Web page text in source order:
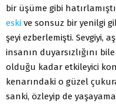
bir üşüme gibi
eski ve sonsuz bir yenilgi
şeyi ezberlemişti. Sevgiyi,
insanın duyarsızlığını
olduğu kadar etkileyici
kenarındaki o güzel
sanki, özleyip de